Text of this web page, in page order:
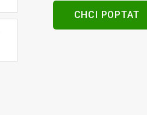
CHCI POPTAT